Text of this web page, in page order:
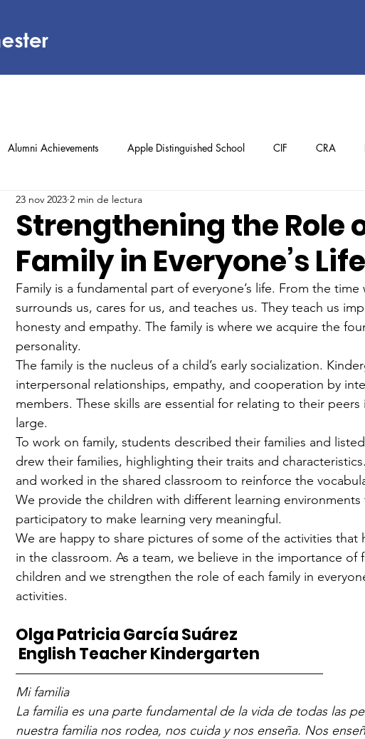
Alumni Achievements Apple Distinguished School CIF CRA
Elementary Middle School
Elementary
Strengthening the Role
Family in Everyone’s Life
23 nov 2023 2 min de lectura
Family is a fundamental part of everyone’s life. From the
surrounds us, cares for us, and teaches us. They teach us
honesty and empathy. The family is where we acquire the
personality.
The family is the nucleus of a child’s early socialization.
interpersonal relationships, empathy, and cooperation by
members. These skills are essential for relating to their
large.
To work on family, students described their families and
drew their families, highlighting their traits and
and worked in the shared classroom to reinforce the
We provide the children with different learning environments
participatory to make learning very meaningful.
We are happy to share pictures of some of the activities that
in the classroom. As a team, we believe in the importance of
children and we strengthen the role of each family in
activities.
Olga Patricia García Suárez
English Teacher Kindergarten
————————————————————————
Mi familia
La familia es una parte fundamental de la vida de todas las
nuestra familia nos rodea, nos cuida y nos enseña. Nos